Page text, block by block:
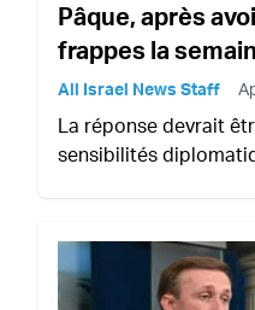
Pâque, après
frappes la
All Israel News Staff
La réponse devrait
sensibilités